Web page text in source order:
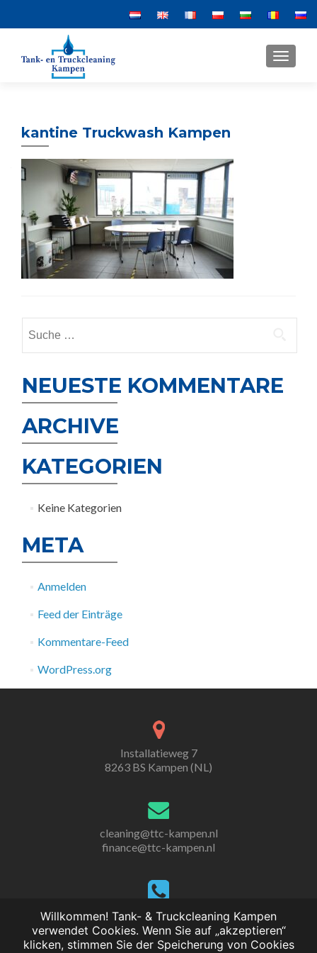
MENU
kantine Truckwash Kampen
nach:
NEUESTE KOMMENTARE
ARCHIVE
KATEGORIEN
Keine Kategorien
META
Anmelden
Feed der Einträge
Kommentare-Feed
WordPress.org
Installatieweg 7
8263 BS Kampen (NL)
cleaning@ttc-kampen.nl
finance@ttc-kampen.nl
+31(0)38 - 33 38 471
Willkommen! Tank- & Truckcleaning Kampen
verwendet Cookies. Wenn Sie auf „akzeptieren“
klicken, stimmen Sie der Speicherung von Cookies